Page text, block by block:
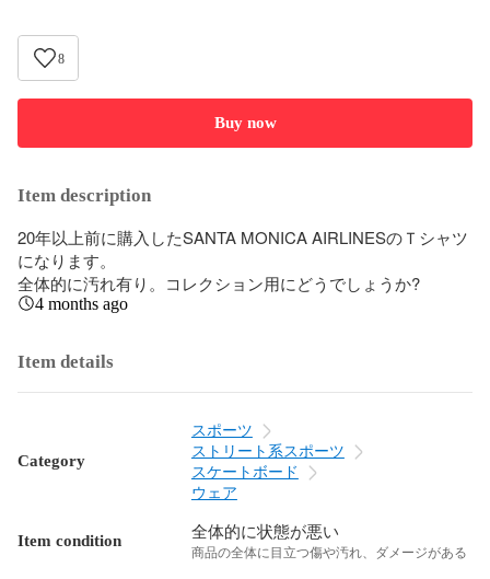
8
Buy now
Item description
20年以上前に購入したSANTA MONICA AIRLINESのＴシャツ
になります。
全体的に汚れ有り。コレクション用にどうでしょうか?
4 months ago
Item details
Category
スポーツ
ストリート系スポーツ
スケートボード
ウェア
Item condition 全体的に状態が悪い
商品の全体に目立つ傷や汚れ、ダメージがある